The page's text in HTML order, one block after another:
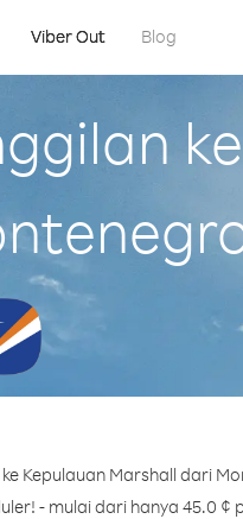
Viber Out Blog
Kepulauan Marshall dari
- mulai dari hanya 45.0 ¢